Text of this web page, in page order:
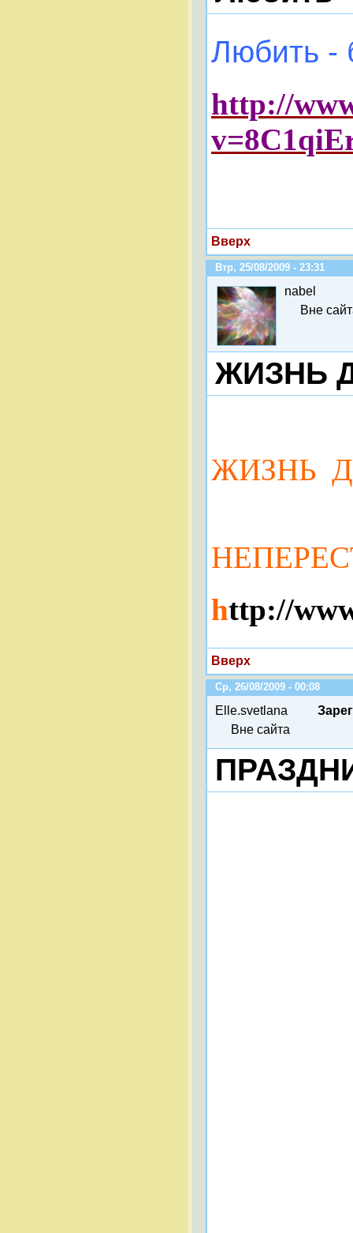
Любить -
http://
Вверх
Втр, 25/08/2009 - 23:31
nabel
Вне
ЖИЗНЬ
ЖИЗНЬ
http://
Вверх
Ср, 26/08/2009 - 00:08
Elle.svetlana
Вне сайта